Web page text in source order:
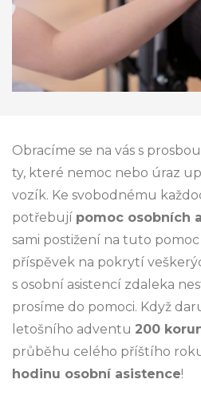
Obracíme se na vás s
ty, které nemoc nebo úraz
vozík. Ke svobodnému
potřebují pomoc osobních
sami postižení na tuto
příspěvek na pokrytí
s osobní asistencí zdaleka
prosíme do pomoci. Když
letošního adventu 200
průběhu celého příštího
hodinu osobní asistence!